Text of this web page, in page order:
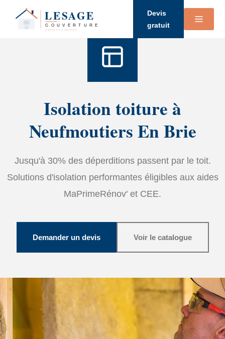
Devis
gratuit
Isolation toiture à
Neufmoutiers En Brie
Jusqu'à 30% des déperditions passent par le toit.
Solutions d'isolation performantes éligibles aux aides
MaPrimeRénov' et CEE.
Demander un devis Voir le catalogue